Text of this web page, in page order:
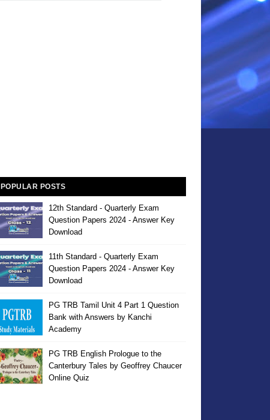
POPULAR POSTS
12th Standard - Quarterly Exam
Question Papers 2024 - Answer Key
Download
11th Standard - Quarterly Exam
Question Papers 2024 - Answer Key
Download
PG TRB Tamil Unit 4 Part 1 Question
Bank with Answers by Kanchi
Academy
PG TRB English Prologue to the
Canterbury Tales by Geoffrey Chaucer
Online Quiz